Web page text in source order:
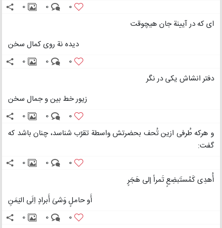
0
0
0
ای که در آیینة جان هیچوقت
دیده نة روی کمال سخن
0
0
0
دفتر انشاش یکی در نگر
زیور خط بین و جمال سخن
0
0
0
و هرکه طُرفی ازین تُحف بحضرتش واسطة تقرّب شناسد، چنان باشد که
گفت:
0
0
0
أُهدِی کَمُستَبضِعٍ تَمراً إلی هَجَرٍ
أَو حاملٍ وَشیَ أَبرادٍ اِلَی الیَمَنِ
0
0
0